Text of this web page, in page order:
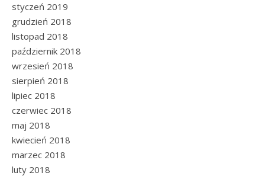
styczeń 2019
grudzień 2018
listopad 2018
październik 2018
wrzesień 2018
sierpień 2018
lipiec 2018
czerwiec 2018
maj 2018
kwiecień 2018
marzec 2018
luty 2018